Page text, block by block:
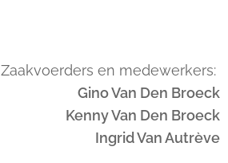
Zaakvoerders en medewerkers:
Gino Van Den Broeck
Kenny Van Den Broeck
Ingrid Van Autrève